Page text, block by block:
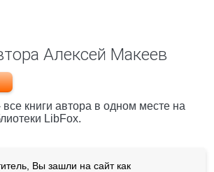
Алексей Макеев
книги автора в одном месте на
LibFox.
Вы зашли на сайт как